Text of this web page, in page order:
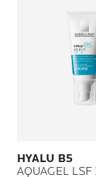
HYALU B5
AQUAGEL LSF